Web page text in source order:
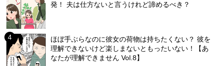
発！ 夫は仕方ないと言うけれど諦めるべき？
ほぼ手ぶらなのに彼女の荷物は持ちたくない？ 彼を
理解できないけど楽しまないともったいない！【あ
なたが理解できません Vol.8】